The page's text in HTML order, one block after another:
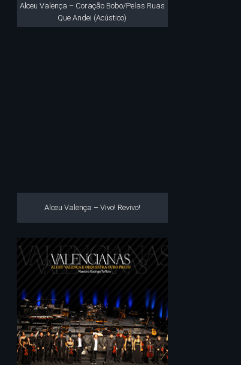
Alceu Valença – Coração Bobo/Pelas Ruas
Que Andei (Acústico)
Alceu Valença – Vivo! Revivo!